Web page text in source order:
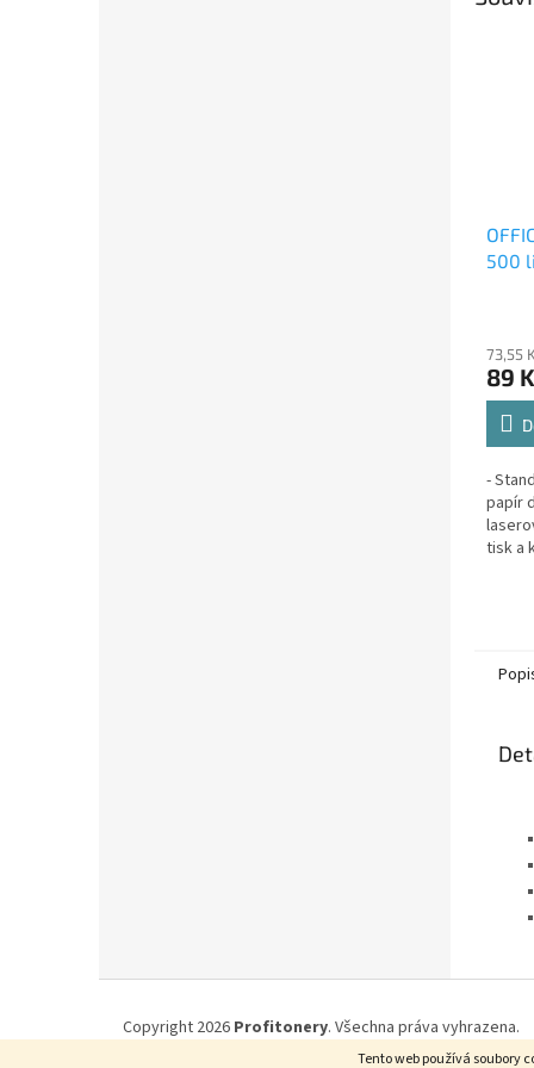
Tento web používá soubory
500
73,55
89
-
papír
tisk a
p
Copyright 2026 Profitonery. Všechna práva vyhrazena.